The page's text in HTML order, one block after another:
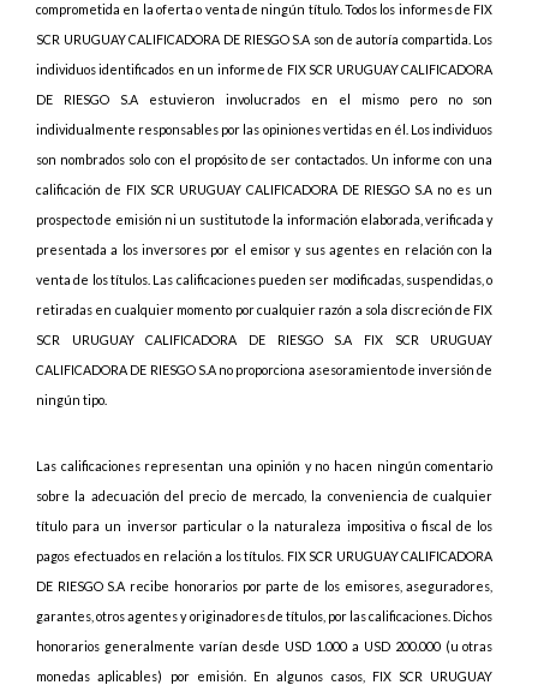
comprometida en la oferta o venta de ningún título. Todos los informes de FIX
SCR URUGUAY CALIFICADORA DE RIESGO S.A son de autoría compartida. Los
individuos identificados en un informe de FIX SCR URUGUAY CALIFICADORA
DE RIESGO S.A estuvieron involucrados en el mismo pero no son
individualmente responsables por las opiniones vertidas en él. Los individuos
son nombrados solo con el propósito de ser contactados. Un informe con una
calificación de FIX SCR URUGUAY CALIFICADORA DE RIESGO S.A no es un
prospecto de emisión ni un sustituto de la información elaborada, verificada y
presentada a los inversores por el emisor y sus agentes en relación con la
venta de los títulos. Las calificaciones pueden ser modificadas, suspendidas, o
retiradas en cualquier momento por cualquier razón a sola discreción de FIX
SCR URUGUAY CALIFICADORA DE RIESGO S.A FIX SCR URUGUAY
CALIFICADORA DE RIESGO S.A no proporciona asesoramiento de inversión de
ningún tipo.
Las calificaciones representan una opinión y no hacen ningún comentario
sobre la adecuación del precio de mercado, la conveniencia de cualquier
título para un inversor particular o la naturaleza impositiva o fiscal de los
pagos efectuados en relación a los títulos. FIX SCR URUGUAY CALIFICADORA
DE RIESGO S.A recibe honorarios por parte de los emisores, aseguradores,
garantes, otros agentes y originadores de títulos, por las calificaciones. Dichos
honorarios generalmente varían desde USD 1.000 a USD 200.000 (u otras
monedas aplicables) por emisión. En algunos casos, FIX SCR URUGUAY